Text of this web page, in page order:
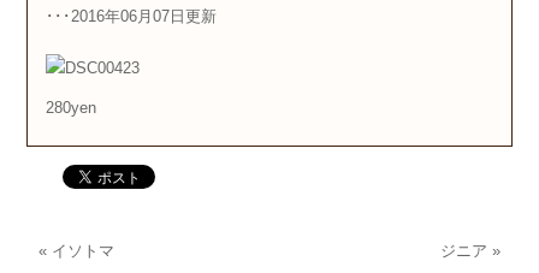
･･･2016年06月07日更新
280yen
« イソトマ ジニア »